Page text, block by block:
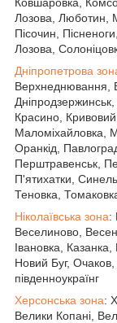
Лозова, Люботин,
Пісочин,
Лозова,
Дніпропетрова
Верхнеднювання,
Красино,
Маломіхайловка,
Оранкід,
Перштравенськ,
П'ятихатки,
Теновка,
Ніколаївська зона:
Веселиново,
Івановка,
Новий Буг, Очаков,
південноукраїнг
Херсонська зона:
Велики Копані,